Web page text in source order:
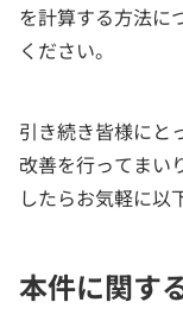
を計算する方法に
ください。
引き続き皆様にと
改善を行ってまい
したらお気軽に以
本件に関す